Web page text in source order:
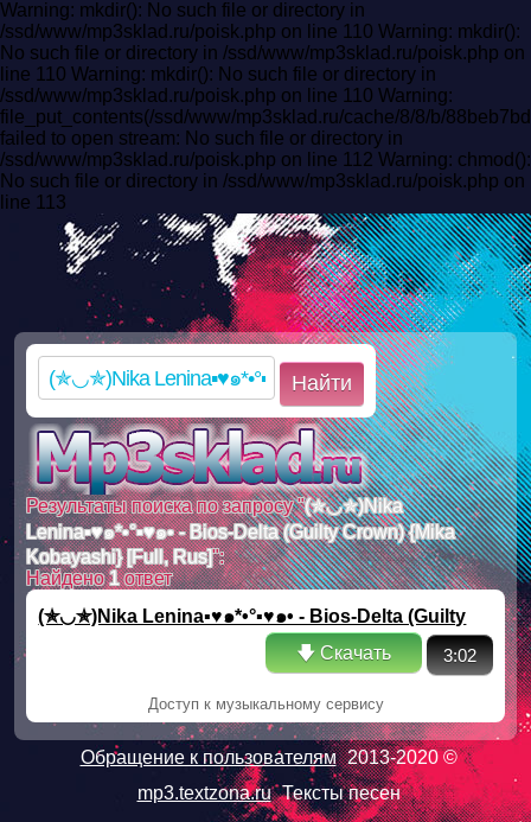
Warning: mkdir(): No such file or directory in
/ssd/www/mp3sklad.ru/poisk.php on line 110 Warning: mkdir():
No such file or directory in /ssd/www/mp3sklad.ru/poisk.php on
line 110 Warning: mkdir(): No such file or directory in
/ssd/www/mp3sklad.ru/poisk.php on line 110 Warning:
file_put_contents(/ssd/www/mp3sklad.ru/cache/8/8/b/
failed to open stream: No such file or directory in
/ssd/www/mp3sklad.ru/poisk.php on line 112 Warning: chmod():
No such file or directory in /ssd/www/mp3sklad.ru/poisk.php on
line 113
Найти
Результаты поиска по запросу "(✯◡✯)Nika
Lenina▪♥๑*•°▪♥๑• - Bios-Delta (Guilty Crown) {Mika
Kobayashi} [Full, Rus]":
Найдено1ответ
(✯◡✯)Nika Lenina▪♥๑*•°▪♥๑• - Bios-Delta (Guilty
Crown) {Mika Kobayashi} [Full, Rus]
🡇 Скачать 3:02
Доступ к музыкальному сервису
Обращение к пользователям 2013-2020 ©
mp3.textzona.ru Тексты песен